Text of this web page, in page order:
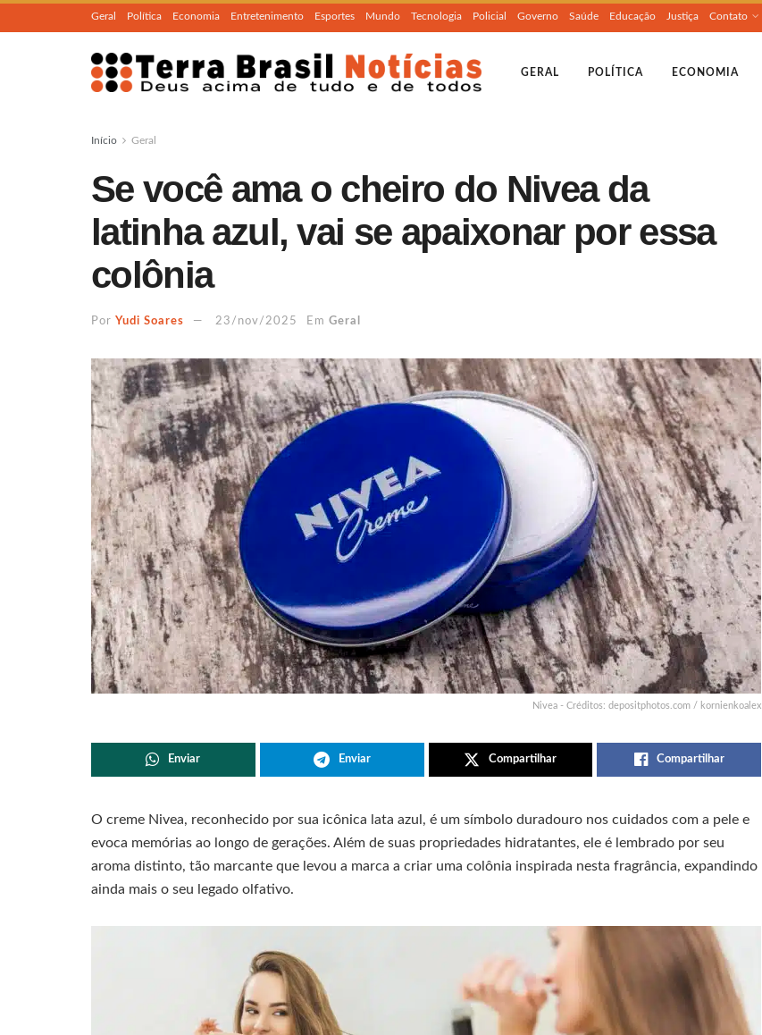
Geral Política Economia Entretenimento Esportes Mundo Tecnologia Policial Governo Saúde Educação Justiça Contato
GERAL POLÍTICA ECONOMIA
Início Geral
Se você ama o cheiro do Nivea da
latinha azul, vai se apaixonar por essa
colônia
Por Yudi Soares 23/nov/2025 Em Geral
Nivea - Créditos: depositphotos.com / kornienkoalex
Enviar Enviar Compartilhar Compartilhar
O creme Nivea, reconhecido por sua icônica lata azul, é um símbolo duradouro nos cuidados com a pele e
evoca memórias ao longo de gerações. Além de suas propriedades hidratantes, ele é lembrado por seu
aroma distinto, tão marcante que levou a marca a criar uma colônia inspirada nesta fragrância, expandindo
ainda mais o seu legado olfativo.